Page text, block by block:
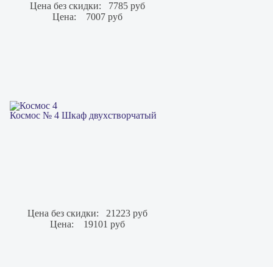
Цена без скидки:
7785 руб
Цена:
7007 руб
Космос № 4 Шкаф двухстворчатый
Цена без скидки:
21223 руб
Цена:
19101 руб